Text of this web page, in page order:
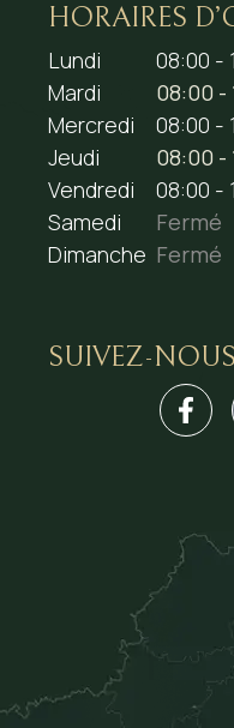
HORAIRES
Lundi
08:00 -
Mardi
08:00 -
Mercredi
08:00 -
Jeudi
08:00 -
Vendredi
08:00 -
Samedi
Fermé
Dimanche Fermé
SUIVEZ-